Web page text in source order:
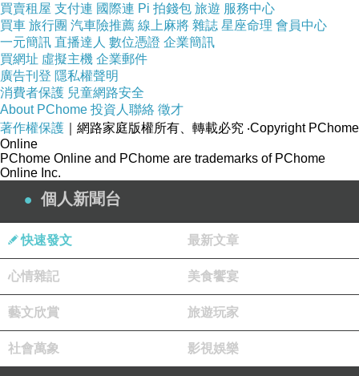
文字簡介： 亞家生技提供集成式人工智慧細胞製
劑生產，全面解決方案的整廠輸出及細胞與外泌
體代工生產服務，擁有生物科技、製藥工業等跨
領域整合技術與人才團隊，為
藥用無菌隔離裝置通過特管辦法GTP（細胞製備
場所人體細胞組織優良操作規範）認可的細胞製
備場所，也是第一個由台灣研發製造的細胞製藥
用無菌隔離裝置。
企業官網：https://www.yj-bio.com
企業影片簡介：
https://www.youtube.com/watch?
v=i5D1rMx2YmQ
買賣租屋 支付連 國際連 Pi 拍錢包 旅遊 服務中心
買車 旅行團 汽車險推薦 線上麻將 雜誌 星座命理 會員中心
一元簡訊 直播達人 數位憑證 企業簡訊
買網址 虛擬主機 企業郵件
廣告刊登 隱私權聲明
消費者保護 兒童網路安全
About PChome 投資人聯絡 徵才
著作權保護 ｜網路家庭版權所有、轉載必究 ‧Copyright PChome
Online
PChome Online and PChome are trademarks of PChome
Online Inc.
個人新聞台
快速發文 最新文章
心情雜記 美食饗宴
藝文欣賞 旅遊玩家
社會萬象 影視娛樂